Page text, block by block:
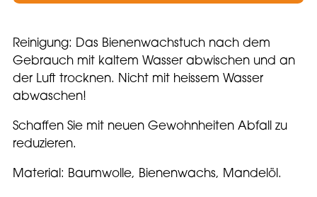
Reinigung: Das Bienenwachstuch nach dem
Gebrauch mit kaltem Wasser abwischen und an
der Luft trocknen. Nicht mit heissem Wasser
abwaschen!
Schaffen Sie mit neuen Gewohnheiten Abfall zu
reduzieren.
Material: Baumwolle, Bienenwachs, Mandelöl.